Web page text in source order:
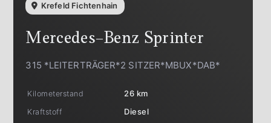
Krefeld Fichtenhain
Mercedes-Benz Sprinter
315 *LEITERTRÄGER*2 SITZER*MBUX*DAB*
Kilometerstand
26 km
Kraftstoff
Diesel